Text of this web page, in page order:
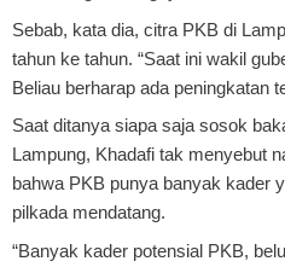
Sebab, kata dia, citra PKB di
tahun ke tahun. “Saat ini wakil
Beliau berharap ada peningkatan
Saat ditanya siapa saja sosok
Lampung, Khadafi tak menyebut
bahwa PKB punya banyak kader
pilkada mendatang.
“Banyak kader potensial PKB,